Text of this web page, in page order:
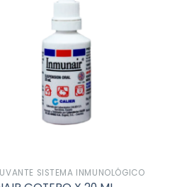
SISTEMA INMUNOLÓGICO